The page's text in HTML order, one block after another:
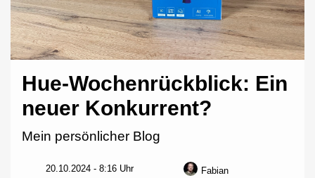
Hue-Wochenrückblick: Ein
neuer Konkurrent?
Mein persönlicher Blog
20.10.2024 - 8:16 Uhr Fabian